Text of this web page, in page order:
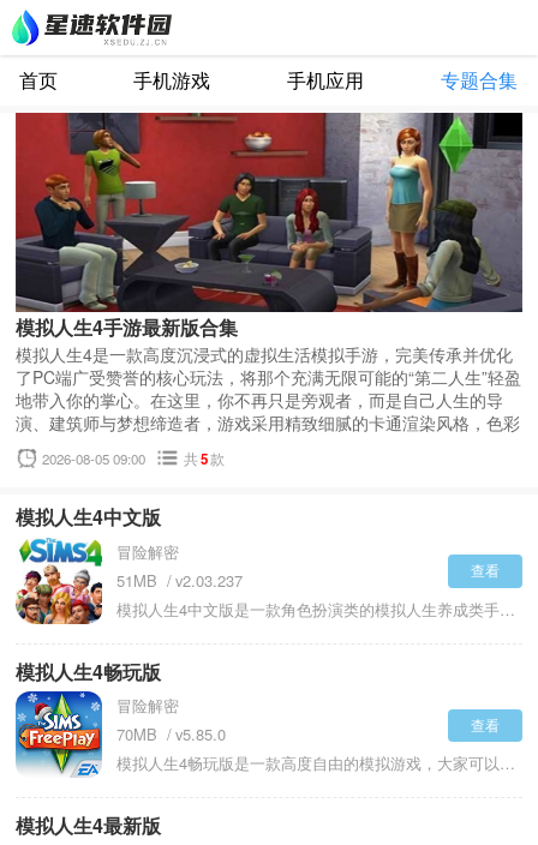
首页 手机游戏 手机应用 专题合集
模拟人生4手游最新版合集
模拟人生4是一款高度沉浸式的虚拟生活模拟手游，完美传承并优化
了PC端广受赞誉的核心玩法，将那个充满无限可能的“第二人生”轻盈
地带入你的掌心。在这里，你不再只是旁观者，而是自己人生的导
演、建筑师与梦想缔造者，游戏采用精致细腻的卡通渲染风格，色彩
明快柔和，光影灵动自然，从晨曦微露的窗台到夜幕低垂的街灯，每
一帧都洋溢着生活的温度与诗意。无论是人物的表情细节、家居的材
既梦幻又贴近现实的虚拟世界，你将化身为一位全能的生活设计师，
从零开始打造属于自己的理想居所，可以是林间小筑、都市loft，亦
或是海滨别墅。从墙壁颜色、地板纹理，到家具布局、装饰摆件，每
一个细节都由你亲手定制。这座小屋不仅是遮风避雨的港湾，更是你
表达个性、实现创意、见证角色成长的舞台。
2026-08-05 09:00 共5款
模拟人生4中文版
冒险解密
51MB
v2.03.237
模拟人生4中文版是一款角色扮演类的模拟人生养成类手机游戏，融入了各种写实的玩法，以全新的点击操作去完成各种虚拟任务，从出生不断的成长，根据你的选择带来不同的人生轨迹，发挥艺术创意的画布，也是你经营虚拟人生的沙盘，你可以自编自导的打造一个充满喜怒哀乐的人生，酣畅的去感受这一切，无限制的去投入其中，体验人生中的甜酸苦辣，获得无限的趣味，打造一个完美的人生，深度沉浸在一个完全由你掌控的世界里，满足你的需求。
查看
模拟人生4畅玩版
冒险解密
70MB
v5.85.0
模拟人生4畅玩版是一款高度自由的模拟游戏，大家可以自由的创造角色、建造梦想的家园，体验多样的职业，展开精彩的社交生活，在精美逼真的模拟世界中打造出属于你的独特人生。随机事件不断自由做出选择，触发隐藏的剧情以及任务，改变自己的人生轨迹，实现心中的目标与想法，一切都很自由没有什么的限制与束缚，包含的场景比较的多样，你可以任意的前往到不同的地点，与形形色色的角色互动产生不可分割的联系。融入了超多现实当中的元素，将给你全身心的沉浸体验。
查看
模拟人生4最新版